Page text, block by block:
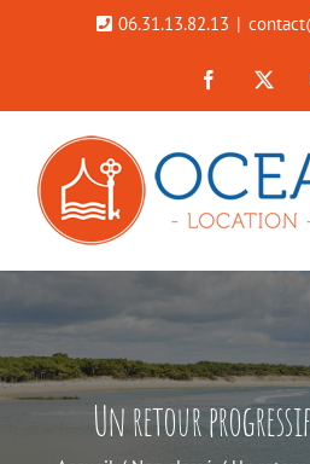
06.31.13.82.13 |
Facebook
Un retour